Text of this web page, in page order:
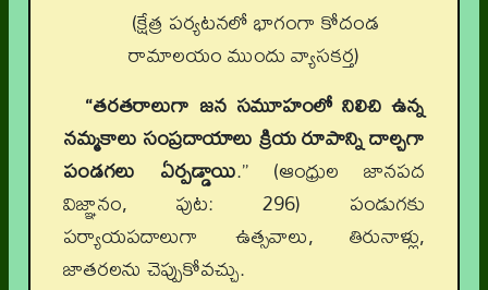
(క్షేత్ర పర్యటనలో భాగంగా కోదండ
రామాలయం ముందు వ్యాసకర్త)
“తరతరాలుగా జన సమూహంలో నిలిచి ఉన్న
నమ్మకాలు సంప్రదాయాలు క్రియ రూపాన్ని దాల్చగా
పండగలు ఏర్పడ్డాయి.” (ఆంధ్రుల జానపద
విజ్ఞానం, పుట: 296) పండుగకు
పర్యాయపదాలుగా ఉత్సవాలు, తిరునాళ్లు,
జాతరలను చెప్పుకోవచ్చు.